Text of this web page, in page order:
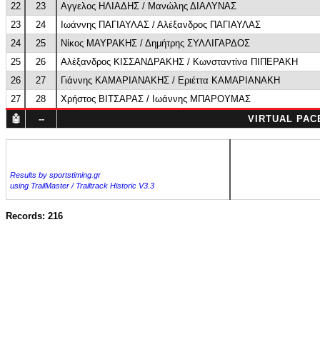
22
23
Αγγελος ΗΛΙΑΔΗΣ / Μανώλης ΔΙΑΛΥΝΑΣ
23
24
Ιωάννης ΠΑΓΙΑΥΛΑΣ / Αλέξανδρος ΠΑΓΙΑΥΛΑΣ
24
25
Νίκος ΜΑΥΡΑΚΗΣ / Δημήτρης ΣΥΛΛΙΓΑΡΔΟΣ
25
26
Αλέξανδρος ΚΙΣΣΑΝΔΡΑΚΗΣ / Κωνσταντίνα ΠΙΠΕΡΑΚΗ
26
27
Γιάννης ΚΑΜΑΡΙΑΝΑΚΗΣ / Εριέττα ΚΑΜΑΡΙΑΝΑΚΗ
27
28
Χρήστος ΒΙΤΣΑΡΑΣ / Ιωάννης ΜΠΑΡΟΥΜΑΣ
🤖
-- VIRTUAL
Results by sportstiming.gr
using TrailMaster / Trailtrack Historic V3.3
Records: 216